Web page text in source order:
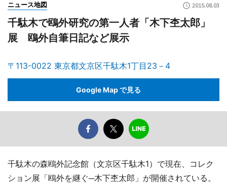
ニュース地図 2015.08.03
千駄木で鴎外研究の第一人者「木下杢太郎」
展 鴎外自筆日記など展示
〒113-0022 東京都文京区千駄木1丁目23－4
Google Map で見る
千駄木の森鴎外記念館（文京区千駄木1）で現在、コレク
ション展「鴎外を継ぐ─木下杢太郎」が開催されている。